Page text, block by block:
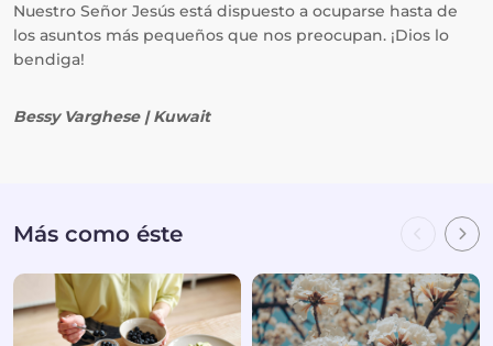
Nuestro Señor Jesús está dispuesto a ocuparse hasta de
los asuntos más pequeños que nos preocupan. ¡Dios lo
bendiga!
Bessy Varghese | Kuwait
Más como éste